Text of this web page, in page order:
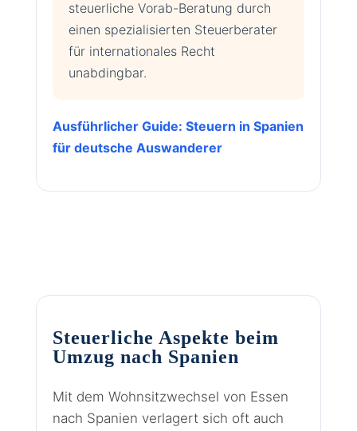
steuerliche Vorab-Beratung durch
einen spezialisierten Steuerberater
für internationales Recht
unabdingbar.
Ausführlicher Guide: Steuern in Spanien
für deutsche Auswanderer
Steuerliche Aspekte beim
Umzug nach Spanien
Mit dem Wohnsitzwechsel von Essen
nach Spanien verlagert sich oft auch